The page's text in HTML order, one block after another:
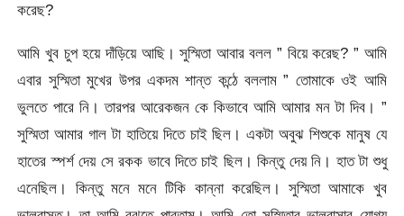
করেছ?
আমি খুব চুপ হয়ে দাঁড়িয়ে আছি। সুস্মিতা আবার বলল ” বিয়ে করেছ? ” আমি
এবার সুস্মিতা মুখের উপর একদম শান্ত কন্ঠে বললাম ” তোমাকে ওই আমি
ভুলতে পারে নি। তারপর আরেকজন কে কিভাবে আমি আমার মন টা দিব। ”
সুস্মিতা আমার গাল টা হাতিয়ে দিতে চাই ছিল। একটা অবুঝ শিশুকে মানুষ যে
হাতের স্পর্শ দেয় সে রকক ভাবে দিতে চাই ছিল। কিন্তু দেয় নি। হাত টা শুধু
এনেছিল। কিন্তু মনে মনে টিকি কান্না করেছিল। সুস্মিতা আমাকে খুব